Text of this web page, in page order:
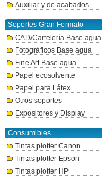
Auxiliar y de acabados
Soportes Gran Formato
CAD/Cartelería Base agua
Fotográficos Base agua
Fine Art Base agua
Papel ecosolvente
Papel para Látex
Otros soportes
Expositores y Display
Consumibles
Tintas plotter Canon
Tintas plotter Epson
Tintas plotter HP